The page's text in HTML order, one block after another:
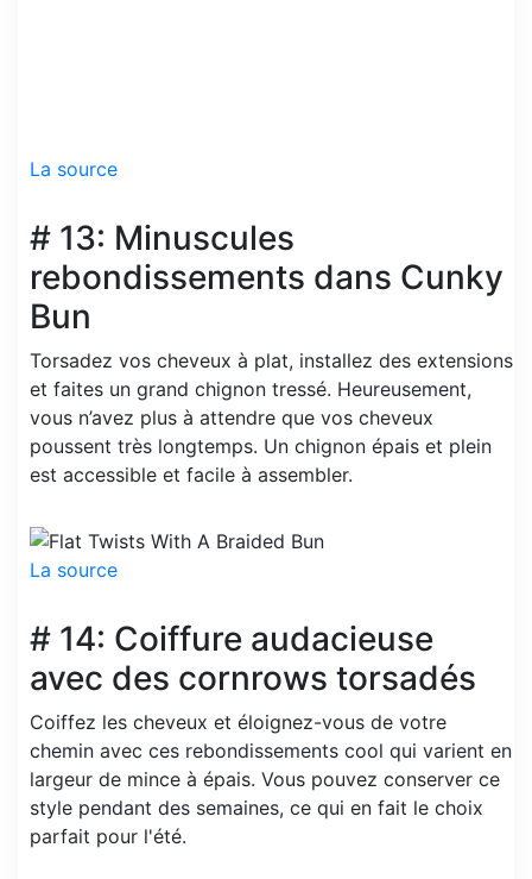
La source
# 13: Minuscules
rebondissements dans Cunky
Bun
Torsadez vos cheveux à plat, installez des extensions
et faites un grand chignon tressé. Heureusement,
vous n’avez plus à attendre que vos cheveux
poussent très longtemps. Un chignon épais et plein
est accessible et facile à assembler.
La source
# 14: Coiffure audacieuse
avec des cornrows torsadés
Coiffez les cheveux et éloignez-vous de votre
chemin avec ces rebondissements cool qui varient en
largeur de mince à épais. Vous pouvez conserver ce
style pendant des semaines, ce qui en fait le choix
parfait pour l'été.